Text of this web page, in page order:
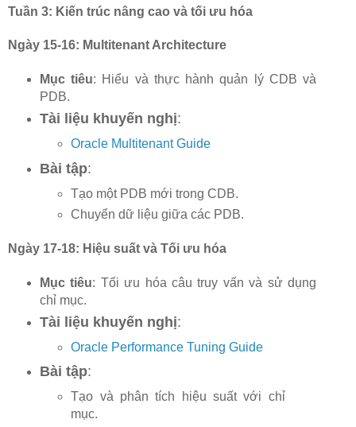
Tuần 3: Kiến trúc nâng cao và tối ưu hóa
Ngày 15-16: Multitenant Architecture
Mục tiêu: Hiểu và thực hành quản lý CDB và
PDB.
Tài liệu khuyến nghị:
Oracle Multitenant Guide
Bài tập:
Tạo một PDB mới trong CDB.
Chuyển dữ liệu giữa các PDB.
Ngày 17-18: Hiệu suất và Tối ưu hóa
Mục tiêu: Tối ưu hóa câu truy vấn và sử dụng
chỉ mục.
Tài liệu khuyến nghị:
Oracle Performance Tuning Guide
Bài tập:
Tạo và phân tích hiệu suất với chỉ
mục.